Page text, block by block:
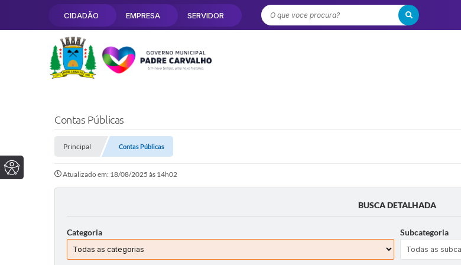
O que voce procura?
CIDADÃO EMPRESA SERVIDOR
Contas Públicas
Principal Contas Públicas
Atualizado em: 18/08/2025 às 14h02
BUSCA DETALHADA
Categoria Subcategoria